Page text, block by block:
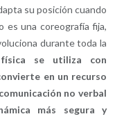
su posición cuando
es una coreografía fija,
durante toda la
se utiliza con
en un recurso
no verbal
más segura y